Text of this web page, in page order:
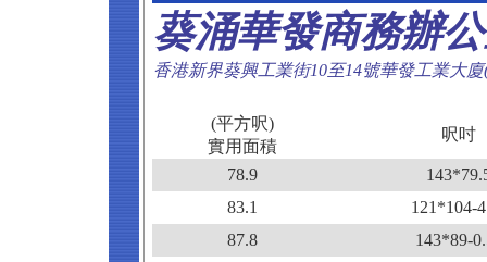
葵涌華發商務辦
香港新界葵興工業街10至14號華發工業大
(平方呎)
實用面積
呎吋
78.9
83.1
121*104-
87.8
143*89-